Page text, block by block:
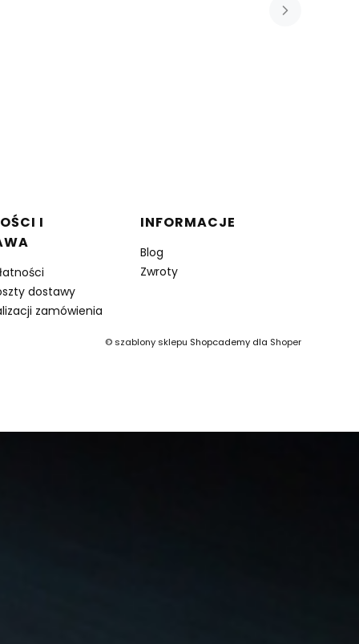
I
dostawy
zamówienia
INFORMACJE
Blog
Zwroty
©szablony sklepu Shopcademy dla Shoper